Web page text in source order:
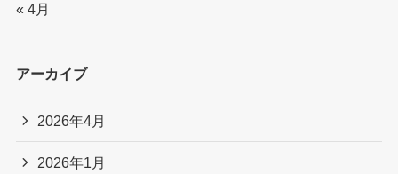
« 4月
アーカイブ
2026年4月
2026年1月